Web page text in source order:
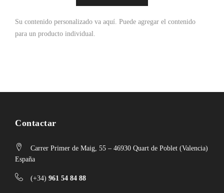
Su contenido personalizado va aquí. Puede agregar el contenido
para un producto individual.
Contactar
Carrer Primer de Maig, 55 – 46930 Quart de Poblet (Valencia)
España
(+34) 961 54 84 88